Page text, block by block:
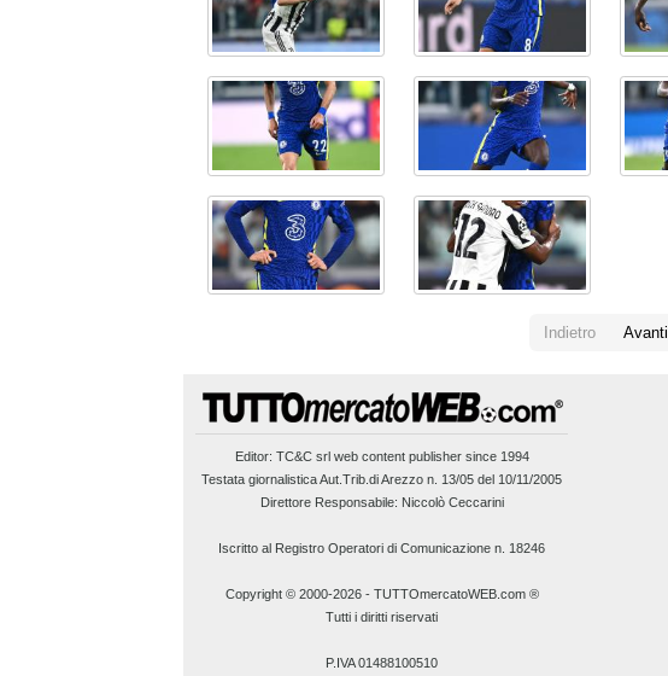
Indietro Avanti
Editor: TC&C srlweb content publisher since 1994
Testata giornalistica Aut.Trib.di Arezzo n. 13/05 del 10/11/2005
Direttore Responsabile: Niccolò Ceccarini
Iscritto al Registro Operatori di Comunicazione n. 18246
Copyright © 2000-2026- TUTTOmercatoWEB.com ®
Tutti i diritti riservati
P.IVA 01488100510